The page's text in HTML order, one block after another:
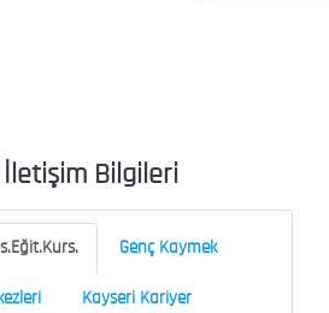
İletişim Bilgileri
Genç Kaymek
Kayseri Kariyer